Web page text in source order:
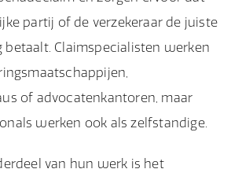
partij of de verzekeraar de juiste
betaalt. Claimspecialisten werken
of advocatenkantoren, maar
werken ook als zelfstandige.
van hun werk is het